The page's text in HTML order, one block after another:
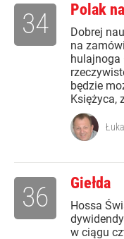
Polak
Dobrej
na
hulajnoga
będzie
Księżyca,
34
Giełda
Hossa
w ciągu
36